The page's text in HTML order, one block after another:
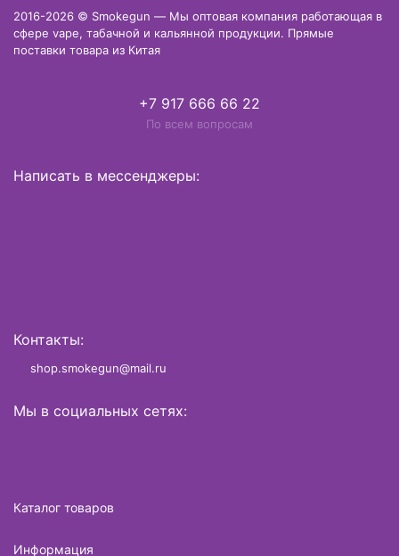
2016-2026 © Smokegun — Мы оптовая компания работающая в
сфере vape, табачной и кальянной продукции. Прямые
поставки товара из Китая
+7 917 666 66 22
По всем вопросам
Написать в мессенджеры:
Контакты:
shop.smokegun@mail.ru
Мы в социальных сетях:
Каталог товаров
Информация